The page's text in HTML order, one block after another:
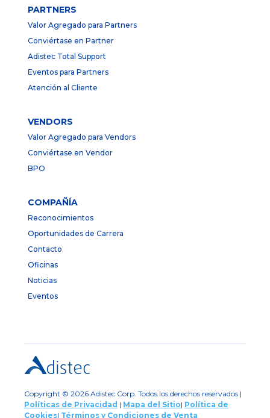
PARTNERS
Valor Agregado para Partners
Conviértase en Partner
Adistec Total Support
Eventos para Partners
Atención al Cliente
VENDORS
Valor Agregado para Vendors
Conviértase en Vendor
BPO
COMPAÑÍA
Reconocimientos
Oportunidades de Carrera
Contacto
Oficinas
Noticias
Eventos
Copyright © 2026 Adistec Corp. Todos los derechos reservados |
Políticas de Privacidad | Mapa del Sitio| Política de
Cookies| Términos y Condiciones de Venta